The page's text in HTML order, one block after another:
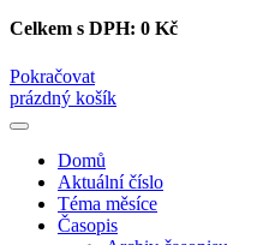
Celkem s DPH: 0 Kč
Pokračovat
prázdný košík
Domů
Aktuální číslo
Téma měsíce
Časopis